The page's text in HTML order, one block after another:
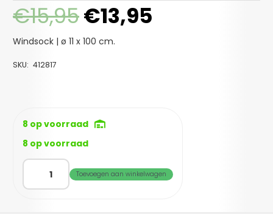
€15,95Oorspronkelijke
prijs
was:
€13,95
Windsock | ø 11 x 100 cm.
SKU: 412817
8 op voorraad
8 op voorraad
CiM
WindSock
100
Toevoegen aan winkelwagen